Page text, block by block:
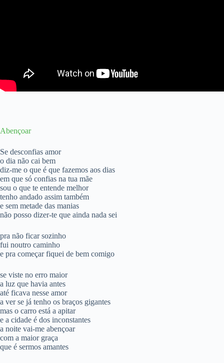
Abençoar
Se desconfias amor
o dia não cai bem
diz-me o que é que fazemos aos dias
em que só confias na tua mãe
sou o que te entende melhor
tenho andado assim também
e sem metade das manias
não posso dizer-te que ainda nada sei
pra não ficar sozinho
fui noutro caminho
e pra começar fiquei de bem comigo
se viste no erro maior
a luz que havia antes
até ficava nesse amor
a ver se já tenho os braços gigantes
mas o carro está a apitar
e a cidade é dos inconstantes
a noite vai-me abençoar
com a maior graça
que é sermos amantes